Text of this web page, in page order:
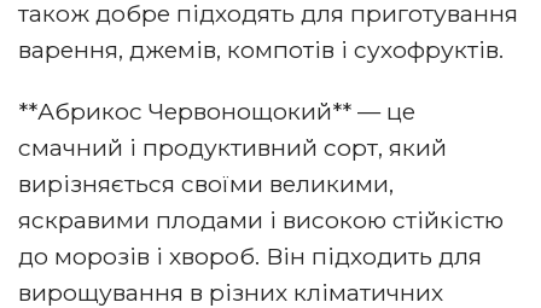
також добре підходять для приготування
варення, джемів, компотів і сухофруктів.
**Абрикос Червонощокий** — це
смачний і продуктивний сорт, який
вирізняється своїми великими,
яскравими плодами і високою стійкістю
до морозів і хвороб. Він підходить для
вирощування в різних кліматичних